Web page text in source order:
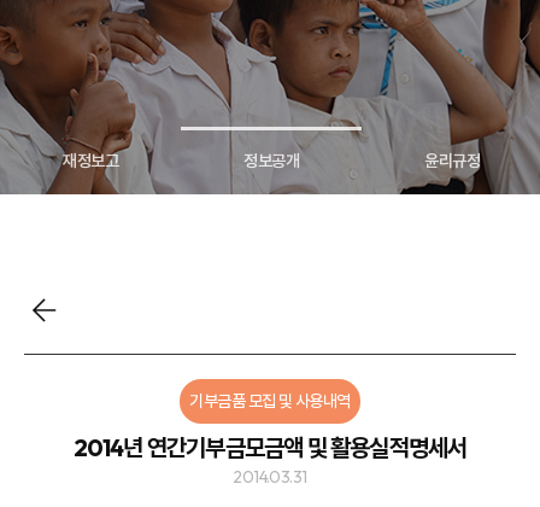
투명경영 재정보고 정보공개 윤리규정
기부금품 모집 및 사용내역
2014년 연간기부금모금액 및 활용실적명세서
2014.03.31